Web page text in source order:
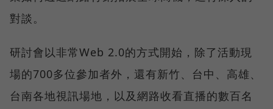
對談。
研討會以非常Web 2.0的方式開始，除了活動現
場的700多位參加者外，還有新竹、台中、高雄、
台南各地視訊場地，以及網路收看直播的數百名